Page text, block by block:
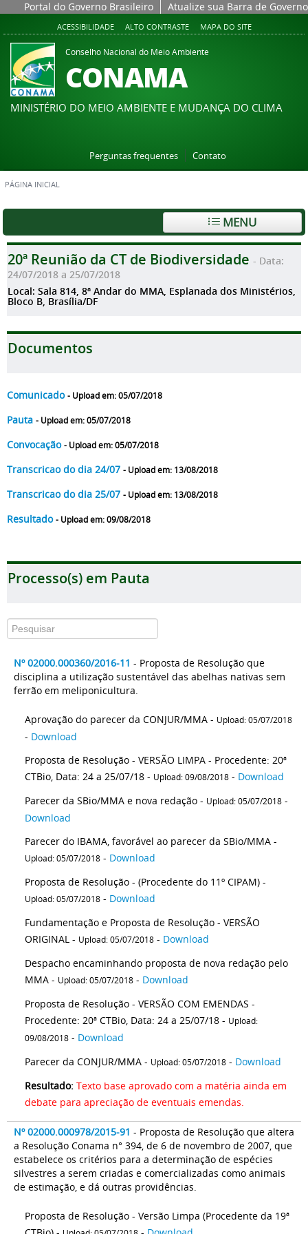
Portal do Governo Brasileiro Atualize sua Barra de Governo
ACESSIBILIDADE ALTO CONTRASTE MAPA DO SITE
Conselho Nacional do Meio Ambiente
CONAMA
MINISTÉRIO DO MEIO AMBIENTE E MUDANÇA DO CLIMA
Perguntas frequentes Contato
PÁGINA INICIAL
MENU
20ª Reunião da CT de Biodiversidade - Data:
24/07/2018 a 25/07/2018
Local: Sala 814, 8ª Andar do MMA, Esplanada dos Ministérios,
Bloco B, Brasília/DF
Documentos
Comunicado - Upload em: 05/07/2018
Pauta - Upload em: 05/07/2018
Convocação - Upload em: 05/07/2018
Transcricao do dia 24/07 - Upload em: 13/08/2018
Transcricao do dia 25/07 - Upload em: 13/08/2018
Resultado - Upload em: 09/08/2018
Processo(s) em Pauta
Nº 02000.000360/2016-11 - Proposta de Resolução que
disciplina a utilização sustentável das abelhas nativas sem
ferrão em meliponicultura.
Aprovação do parecer da CONJUR/MMA - Upload: 05/07/2018
- Download
Proposta de Resolução - VERSÃO LIMPA - Procedente: 20ª
CTBio, Data: 24 a 25/07/18 - Upload: 09/08/2018 - Download
Parecer da SBio/MMA e nova redação - Upload: 05/07/2018 -
Download
Parecer do IBAMA, favorável ao parecer da SBio/MMA -
Upload: 05/07/2018 - Download
Proposta de Resolução - (Procedente do 11º CIPAM) -
Upload: 05/07/2018 - Download
Fundamentação e Proposta de Resolução - VERSÃO
ORIGINAL - Upload: 05/07/2018 - Download
Despacho encaminhando proposta de nova redação pelo
MMA - Upload: 05/07/2018 - Download
Proposta de Resolução - VERSÃO COM EMENDAS -
Procedente: 20ª CTBio, Data: 24 a 25/07/18 - Upload:
09/08/2018 - Download
Parecer da CONJUR/MMA - Upload: 05/07/2018 - Download
Resultado: Texto base aprovado com a matéria ainda em
debate para apreciação de eventuais emendas.
Nº 02000.000978/2015-91 - Proposta de Resolução que altera
a Resolução Conama n° 394, de 6 de novembro de 2007, que
estabelece os critérios para a determinação de espécies
silvestres a serem criadas e comercializadas como animais
de estimação, e dá outras providências.
Proposta de Resolução - Versão Limpa (Procedente da 19ª